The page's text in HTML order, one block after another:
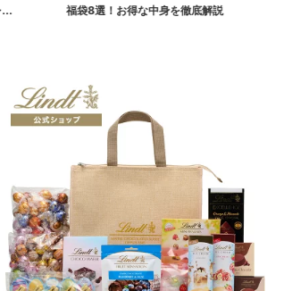
詰め合わせボックスの中身ネタバレ【26